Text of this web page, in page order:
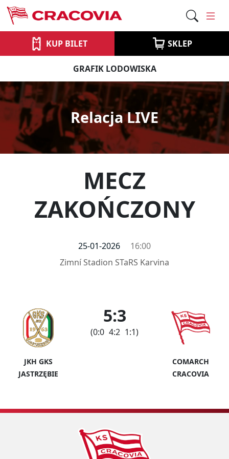
KUP BILET SKLEP
GRAFIK LODOWISKA
Relacja LIVE
MECZ
ZAKOŃCZONY
25-01-2026
16:00
Zimní Stadion STaRS Karvina
JKH GKS
JASTRZĘBIE
5:3
(0:0 4:2 1:1)
COMARCH
CRACOVIA